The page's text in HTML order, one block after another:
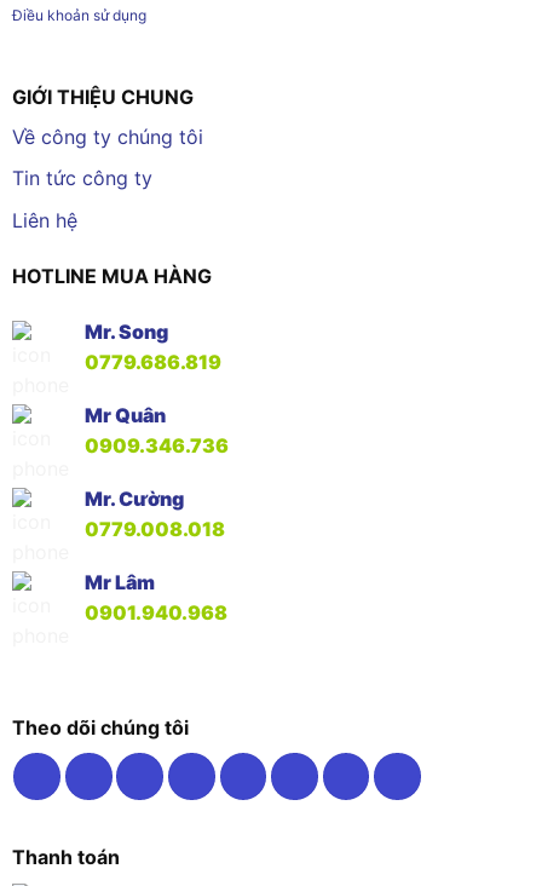
Điều khoản sử dụng
GIỚI THIỆU CHUNG
Về công ty chúng tôi
Tin tức công ty
Liên hệ
HOTLINE MUA HÀNG
Mr. Song
0779.686.819
Mr Quân
0909.346.736
Mr. Cường
0779.008.018
Mr Lâm
0901.940.968
Theo dõi chúng tôi
Thanh toán